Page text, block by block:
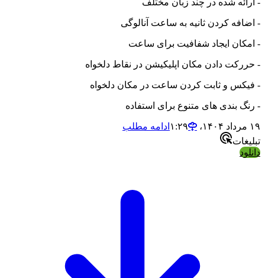
- ارائه شده در چند زبان مختلف
- اضافه کردن ثانیه به ساعت آنالوگی
- امکان ایجاد شفافیت برای ساعت
- حررکت دادن مکان اپلیکیشن در نقاط دلخواه
- فیکس و ثابت کردن ساعت در مکان دلخواه
- رنگ بندی های متنوع برای استفاده
۱۹ مرداد ۱۴۰۴،‏ ۱:۲۹
ادامه مطلب
تبلیغات
دانلود